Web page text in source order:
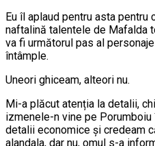
Eu îl aplaud pentru asta
naftalină talentele de Mafalda
va fi următorul pas al
întâmple.
Uneori ghiceam, alteori nu.
Mi-a plăcut atenția la detalii,
izmenele-n vine pe
detalii economice și credeam
alandala, dar nu, omul s-a